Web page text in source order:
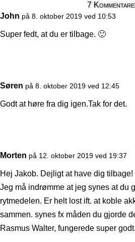
7
John på 8. oktober 2019 ved 10:53
Super fedt, at du er tilbage. 🙂
Søren på 8. oktober 2019 ved 12:45
Godt at høre fra dig igen.Tak for det.
Morten på 12. oktober 2019 ved 19:37
Hej Jakob. Dejligt at have dig tilbage!
Jeg må indrømme at jeg synes at du
rytmedelen. Er helt lost ift. at koble
sammen. synes fx måden du gjorde
Rasmus Walter, fungerede super godt.